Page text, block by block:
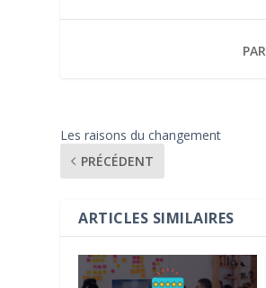
Les raisons du changement
PRÉCÉDENT
ARTICLES SIMILAIRES